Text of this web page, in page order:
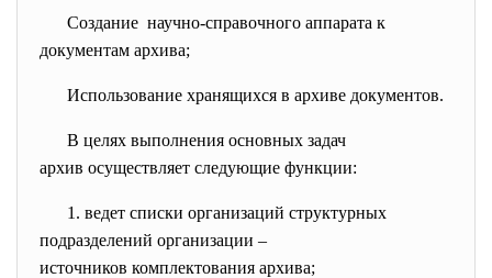
Создание научно-справочного аппарата к
документам архива;
Использование хранящихся в архиве документов.
В целях выполнения основных задач
архив осуществляет следующие функции:
1. ведет списки организаций структурных
подразделений организации –
источников комплектования архива;